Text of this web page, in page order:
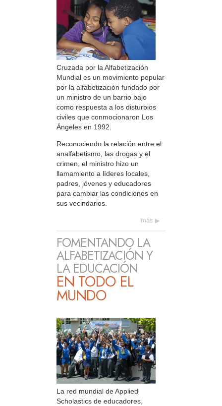
Cruzada por la Alfabetización
Mundial es un movimiento popular
por la alfabetización fundado por
un ministro de un barrio bajo
como respuesta a los disturbios
civiles que conmocionaron Los
Ángeles en 1992.
Reconociendo la relación entre el
analfabetismo, las drogas y el
crimen, el ministro hizo un
llamamiento a líderes locales,
padres, jóvenes y educadores
para cambiar las condiciones en
sus vecindarios.
más
FOMENTANDO LA
ALFABETIZACIÓN Y
LA EDUCACIÓN
EN TODO EL
MUNDO
La red mundial de Applied
Scholastics de educadores,